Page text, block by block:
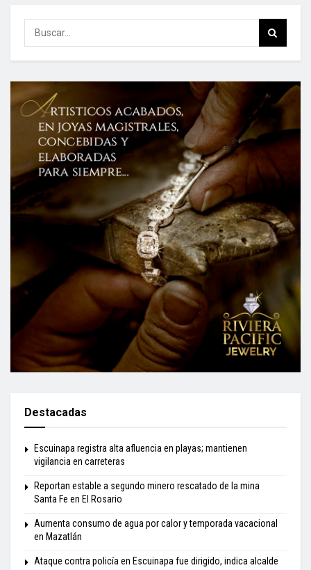
Destacadas
Escuinapa registra alta afluencia en playas; mantienen
vigilancia en carreteras
Reportan estable a segundo minero rescatado de la mina
Santa Fe en El Rosario
Aumenta consumo de agua por calor y temporada vacacional
en Mazatlán
Ataque contra policía en Escuinapa fue dirigido, indica alcalde